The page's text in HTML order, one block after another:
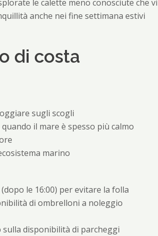
le calette meno conosciute che vi
anche nei fine settimana estivi
di costa
sugli scogli
il mare è spesso più calmo
marino
le 16:00) per evitare la folla
di ombrelloni a noleggio
disponibilità di parcheggi